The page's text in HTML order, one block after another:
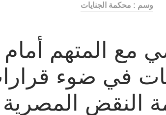
وسم : محكمة الجنايات
مع المتهم أمام
في ضوء
النقض المصرية